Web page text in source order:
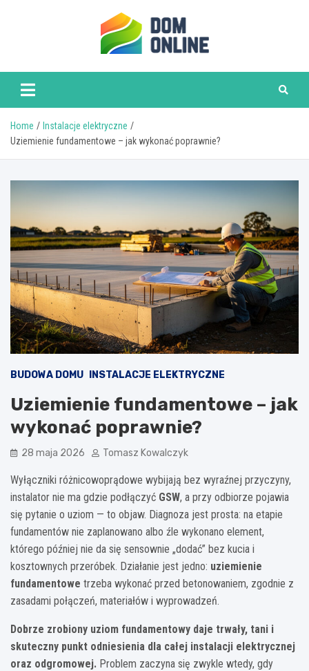
www.domonline.pl
Home
Instalacje elektryczne
Uziemienie fundamentowe – jak wykonać poprawnie?
BUDOWA DOMU INSTALACJE ELEKTRYCZNE
Uziemienie fundamentowe – jak
wykonać poprawnie?
28 maja 2026 Tomasz Kowalczyk
Wyłączniki różnicowoprądowe wybijają bez wyraźnej przyczyny,
instalator nie ma gdzie podłączyć GSW, a przy odbiorze pojawia
się pytanie o uziom — to objaw. Diagnoza jest prosta: na etapie
fundamentów nie zaplanowano albo źle wykonano element,
którego później nie da się sensownie „dodać” bez kucia i
kosztownych przeróbek. Działanie jest jedno: uziemienie
fundamentowe trzeba wykonać przed betonowaniem, zgodnie z
zasadami połączeń, materiałów i wyprowadzeń.
Dobrze zrobiony uziom fundamentowy daje trwały, tani i
skuteczny punkt odniesienia dla całej instalacji elektrycznej
oraz odgromowej. Problem zaczyna się zwykle wtedy, gdy